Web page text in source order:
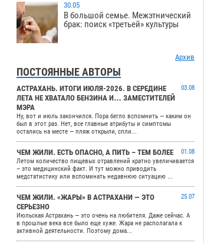
30.05
В большой семье. Межэтнический
брак: поиск «третьей» культуры
Архив
ПОСТОЯННЫЕ АВТОРЫ
АСТРАХАНЬ. ИТОГИ ИЮЛЯ-2026. В СЕРЕДИНЕ
ЛЕТА НЕ ХВАТАЛО БЕНЗИНА И… ЗАМЕСТИТЕЛЕЙ
МЭРА
03.08
Ну, вот и июль закончился. Пора бегло вспомнить — каким он
был в этот раз. Нет, все главные атрибуты и симптомы
остались на месте — пляж открыли, спли...
ЧЕМ ЖИЛИ. ЕСТЬ ОПАСНО, А ПИТЬ – ТЕМ БОЛЕЕ
01.08
Летом количество пищевых отравлений кратно увеличивается
– это медицинский факт. И тут можно приводить
медстатистику или вспоминать недавнюю ситуацию ...
ЧЕМ ЖИЛИ. «ЖАРЫ» В АСТРАХАНИ — ЭТО
СЕРЬЕЗНО
25.07
Июльская Астрахань — это очень на любителя. Даже сейчас. А
в прошлые века все было еще хуже. Жара не располагала к
активной деятельности. Поэтому дома...